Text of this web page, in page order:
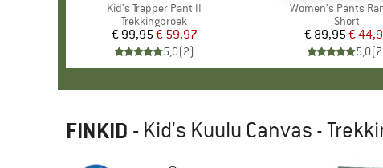
Artikel
Kid's Trapper Pant II
Productgroep
Trekkingbroek
Prijs
€ 99,95Verlaagde prijs
€ 59,97
5,0(2)
Artikel
Women's Pants
Short
Prijs
€ 89,95€
5,0(7
FINKID - Kid's Kuulu Canvas -